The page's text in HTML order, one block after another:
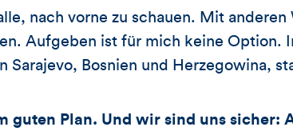
nach vorne zu schauen. Mit
Aufgeben ist für mich keine Option.
Sarajevo, Bosnien und Herzegowina,
guten Plan. Und wir sind uns sicher: